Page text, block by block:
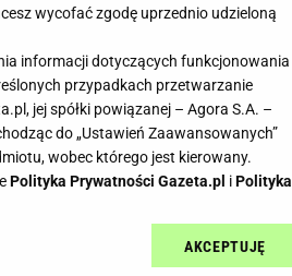
receptur - Gazeta.pl I Haps.pl
To
byś
wycofać zgodę uprzednio udzieloną
informacji dotyczących funkcjonowania
przypadkach przetwarzanie
jej spółki powiązanej – Agora S.A. –
do „Ustawień Zaawansowanych”
wobec którego jest kierowany.
Polityka Prywatności Gazeta.pl iPolityka
cookie Gazeta.pl sp. z o.o., jej
AKCEPTUJĘ